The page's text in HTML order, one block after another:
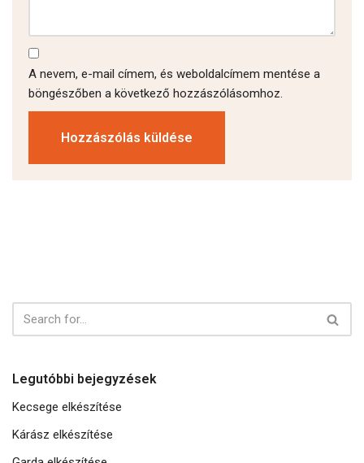
A nevem, e-mail címem, és weboldalcímem mentése a
böngészőben a következő hozzászólásomhoz.
Legutóbbi bejegyzések
Kecsege elkészítése
Kárász elkészítése